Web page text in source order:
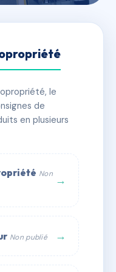
🏗 1 bâtiment(s)
le
de
en plusieurs
Non →
Non publié →